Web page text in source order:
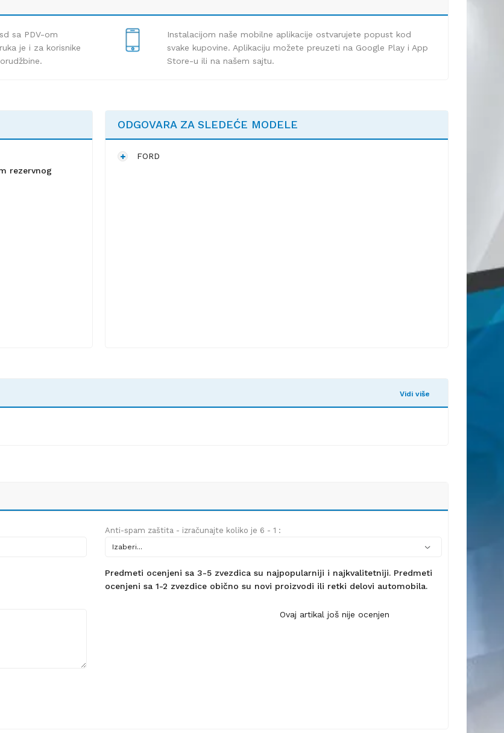
sa PDV-om
je i za korisnike
Instalacijom naše mobilne aplikacije ostvarujete popust kod
svake kupovine. Aplikaciju možete preuzeti na Google Play i App
Store-u ili na našem sajtu.
rezervnog
ODGOVARA ZA SLEDEĆE MODELE
FORD
Vidi više
Anti-spam zaštita - izračunajte koliko je 6 - 1 :
Predmeti ocenjeni sa 3-5 zvezdica su najpopularniji i najkvalitetniji. Predmeti
ocenjeni sa 1-2 zvezdice obično su novi proizvodi ili retki delovi automobila.
Ovaj artikal još nije ocenjen